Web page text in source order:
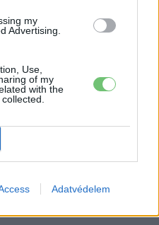
my
Advertising.
Use,
of my
with the
Adatvédelem